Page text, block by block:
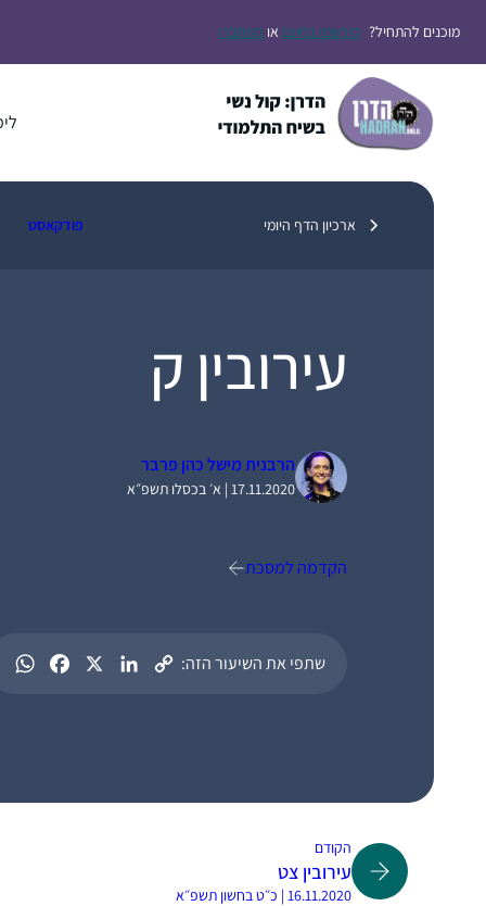
לתוכןמוכנים להתחיל? הירשמו בחינם או התחברו
ארכיון הדף היומי פודקאסט
עירובין ק
הרבנית מישל כהן פרבר
17.11.2020 | א׳ בכסלו תשפ״א
הקדמה למסכת
שתפי את השיעור הזה:
הקודם
עירובין צט
16.11.2020 | כ״ט בחשון תשפ״א